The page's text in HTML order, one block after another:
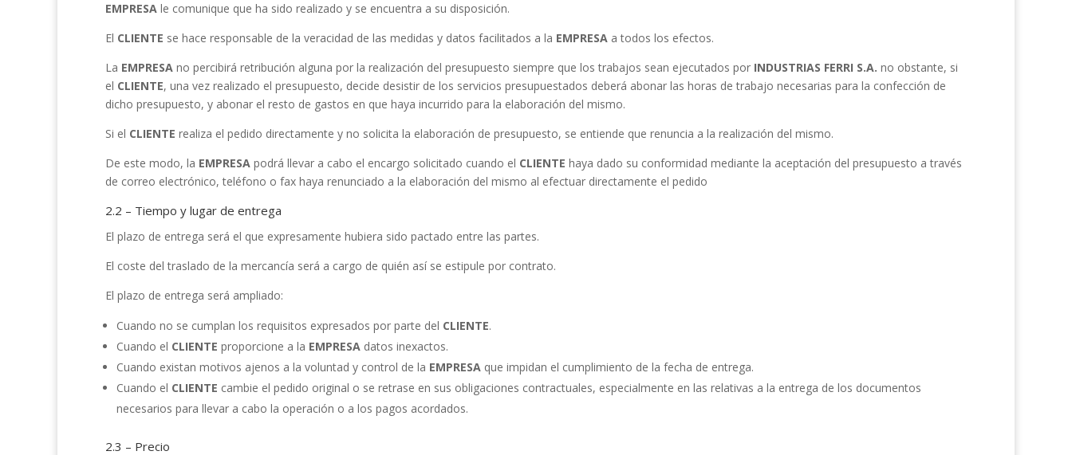
EMPRESA le comunique que ha sido realizado y se encuentra a su disposición.
El CLIENTE se hace responsable de la veracidad de las medidas y datos facilitados a la EMPRESA a todos los efectos.
La EMPRESA no percibirá retribución alguna por la realización del presupuesto siempre que los trabajos sean ejecutados por INDUSTRIAS FERRI S.A. no obstante, si
el CLIENTE, una vez realizado el presupuesto, decide desistir de los servicios presupuestados deberá abonar las horas de trabajo necesarias para la confección de
dicho presupuesto, y abonar el resto de gastos en que haya incurrido para la elaboración del mismo.
Si el CLIENTE realiza el pedido directamente y no solicita la elaboración de presupuesto, se entiende que renuncia a la realización del mismo.
De este modo, la EMPRESA podrá llevar a cabo el encargo solicitado cuando el CLIENTE haya dado su conformidad mediante la aceptación del presupuesto a través
de correo electrónico, teléfono o fax haya renunciado a la elaboración del mismo al efectuar directamente el pedido
2.2 – Tiempo y lugar de entrega
El plazo de entrega será el que expresamente hubiera sido pactado entre las partes.
El coste del traslado de la mercancía será a cargo de quién así se estipule por contrato.
El plazo de entrega será ampliado:
Cuando no se cumplan los requisitos expresados por parte del CLIENTE.
Cuando el CLIENTE proporcione a la EMPRESA datos inexactos.
Cuando existan motivos ajenos a la voluntad y control de la EMPRESA que impidan el cumplimiento de la fecha de entrega.
Cuando el CLIENTE cambie el pedido original o se retrase en sus obligaciones contractuales, especialmente en las relativas a la entrega de los documentos
necesarios para llevar a cabo la operación o a los pagos acordados.
2.3 – Precio